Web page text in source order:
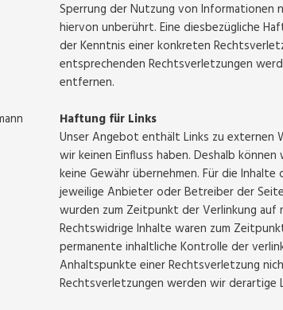
Sperrung der Nutzung von Informationen
hiervon unberührt. Eine diesbezügliche
der Kenntnis einer konkreten
entsprechenden Rechtsverletzungen
entfernen.
Haftung für Links
Unser Angebot enthält Links zu externen
wir keinen Einfluss haben. Deshalb
keine Gewähr übernehmen. Für die
jeweilige Anbieter oder Betreiber der
wurden zum Zeitpunkt der Verlinkung
Rechtswidrige Inhalte waren zum
permanente inhaltliche Kontrolle der
Anhaltspunkte einer Rechtsverletzung
Rechtsverletzungen werden wir derartige